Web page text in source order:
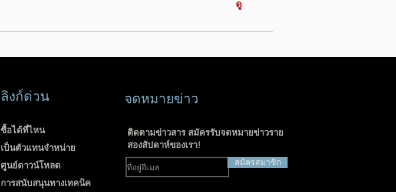
ดู
ลิงก์ด่วน
ซื้อได้ที่ไหน
เป็นตัวแทนจำหน่าย
ศูนย์ดาวน์โหลด
การสนับสนุนทางเทคนิค
จดหมายข่าว
ติดตามข่าวสาร สมัครรับจดหมายข่าวราย
สองสัปดาห์ของเรา!
สมัครสมาชิก